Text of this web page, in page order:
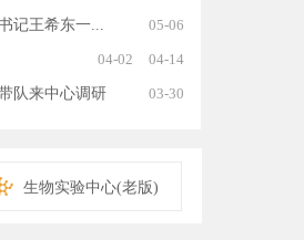
05-06
记王希东一...
04-14
04-02
队来中心调研 03-30
生物实验中心(老版)